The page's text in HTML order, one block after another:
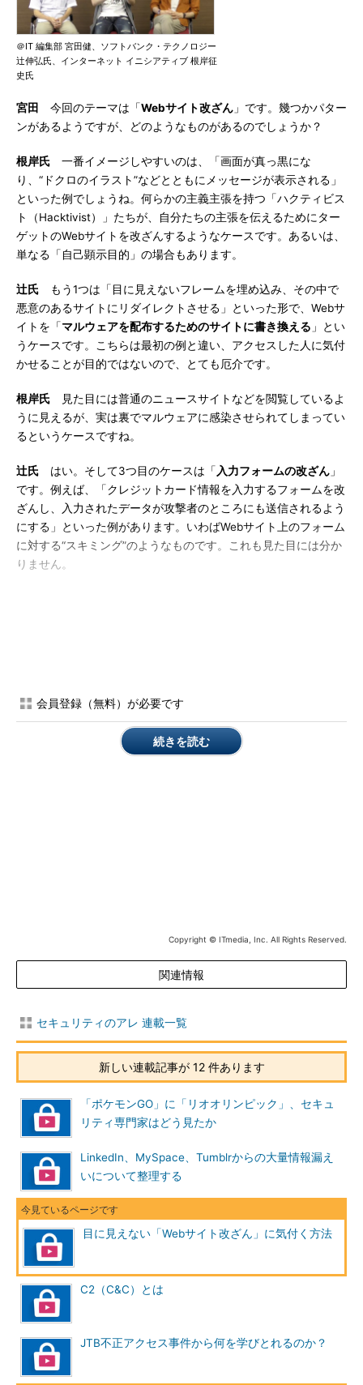
＠IT 編集部 宮田健、ソフトバンク・テクノロジー
辻伸弘氏、インターネット イニシアティブ 根岸征
史氏
宮田 今回のテーマは「Webサイト改ざん 」です。幾つかパター
ンがあるようですが、どのようなものがあるのでしょうか？
根岸氏 一番イメージしやすいのは、「画面が真っ黒にな
り、“ドクロのイラスト”などとともにメッセージが表示される」
といった例でしょうね。何らかの主義主張を持つ「ハクティビス
ト（Hacktivist）」たちが、自分たちの主張を伝えるためにター
ゲットのWebサイトを改ざんするようなケースです。あるいは、
単なる「自己顕示目的」の場合もあります。
辻氏 もう1つは「目に見えないフレームを埋め込み、その中で
悪意のあるサイトにリダイレクトさせる」といった形で、Webサ
イトを「マルウェアを配布するためのサイトに書き換える 」とい
うケースです。こちらは最初の例と違い、アクセスした人に気付
かせることが目的ではないので、とても厄介です。
根岸氏 見た目には普通のニュースサイトなどを閲覧しているよ
うに見えるが、実は裏でマルウェアに感染させられてしまってい
るというケースですね。
辻氏 はい。そして3つ目のケースは「 入力フォームの改ざん 」
です。例えば、「クレジットカード情報を入力するフォームを改
ざんし、入力されたデータが攻撃者のところにも送信されるよう
にする」といった例があります。いわばWebサイト上のフォーム
に対する“スキミング”のようなものです。これも見た目には分か
りません。
す。
Webサイト改ざんの4つのパターンを整理した上で、動画本編
画像クリックで連載トップページへ
会員登録（無料）が必要です
続きを読む
Copyright © ITmedia, Inc. All Rights Reserved.
関連情報
セキュリティのアレ 連載一覧
新しい連載記事が 12 件あります
「ポケモンGO」に「リオオリンピック」、セキュ
リティ専門家はどう見たか
LinkedIn、MySpace、Tumblrからの大量情報漏え
いについて整理する
目に見えない「Webサイト改ざん」に気付く方法
C2（C&C）とは
JTB不正アクセス事件から何を学びとれるのか？